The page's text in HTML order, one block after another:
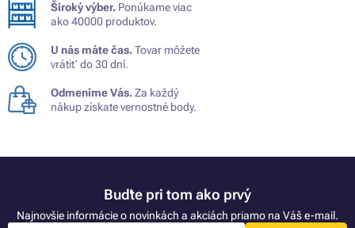
Široký výber. Ponúkame viac
ako 40000 produktov.
U nás máte čas.Tovar môžete
vrátiť do 30 dní.
Odmeníme Vás.Za každý
nákup získate vernostné body.
Buďte pri tom ako prvý
Najnovšie informácie o novinkách a akciách priamo na Váš e-mail.